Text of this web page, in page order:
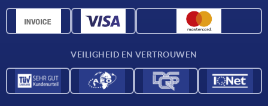
CAD-gegevens
VEILIGHEID EN VERTROUWEN